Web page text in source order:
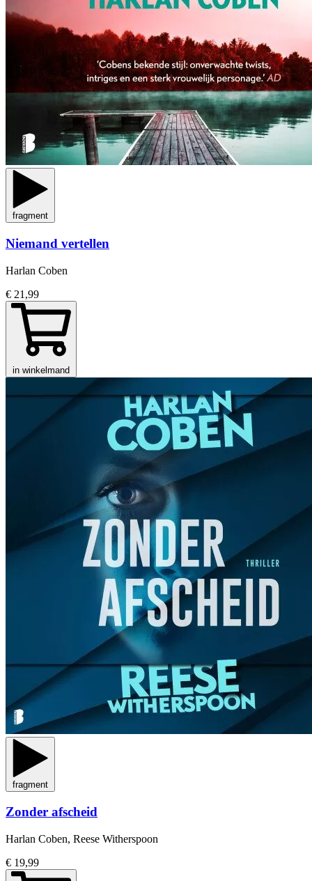
fragment
Niemand vertellen
Harlan Coben
€ 21,99
in winkelmand
fragment
Zonder afscheid
Harlan Coben, Reese Witherspoon
€ 19,99